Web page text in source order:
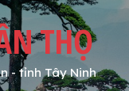
THỌ
- tỉnh Tây Ninh